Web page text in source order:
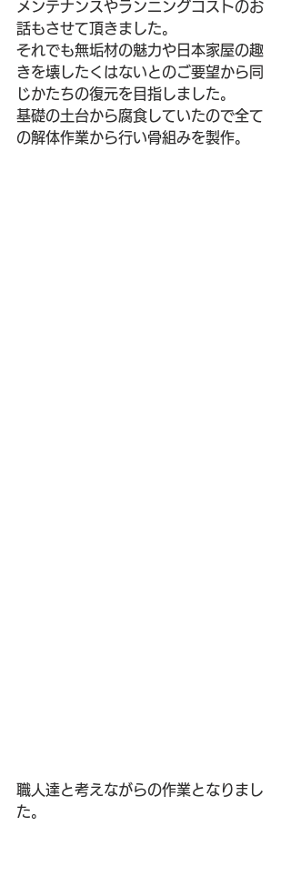
メンテナンスやランニングコストのお
話もさせて頂きました。
それでも無垢材の魅力や日本家屋の趣
きを壊したくはないとのご要望から同
じかたちの復元を目指しました。
基礎の土台から腐食していたので全て
の解体作業から行い骨組みを製作。
職人達と考えながらの作業となりまし
た。